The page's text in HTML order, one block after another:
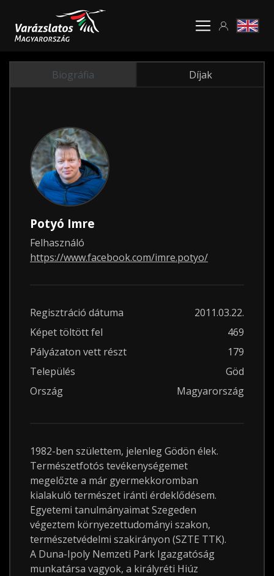
Biográfia Díjak
Potyó Imre
Felhasználó
https://www.facebook.com/imre.potyo/
Regisztráció dátuma
2011.03.22.
Képet töltött fel
469
Pályázaton vett részt
179
Település
Göd
Ország
Magyarország
1982-ben születtem, jelenleg Gödön élek.
Természetfotós tevékenységemet
megelőzte a már gyermekkoromban
kialakuló természet iránti érdeklődésem.
Egyetemi tanulmányaimat Szegeden
végeztem környezettudományi szakon,
természetvédelmi szakirányon (SZTE TTK).
A Duna-Ipoly Nemzeti Park Igazgatóság
munkatársa vagyok, a királyréti Hiúz